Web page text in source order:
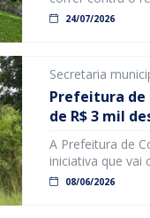
2026 o prazo da
24/07/2026
Secretaria
Prefeitura de
de R$ 3 mil
A Prefeitura de
iniciativa que vai
parcela única,
08/06/2026